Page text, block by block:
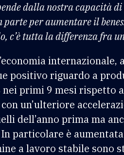
dalla nostra capacità
per aumentare il
tutta la differenza fra
positivo riguardo a
primi 9 mesi rispetto
un’ulteriore
dell’anno prima ma
particolare è
a lavoro stabile sono